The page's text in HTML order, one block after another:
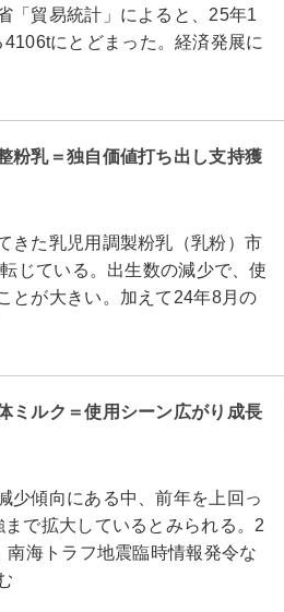
「貿易統計」によると、25年1
にとどまった。経済発展に
粉乳＝独自価値打ち出し支持獲
きた乳児用調製粉乳（乳粉）市
じている。出生数の減少で、使
とが大きい。加えて24年8月の
ミルク＝使用シーン広がり成長
傾向にある中、前年を上回っ
で拡大しているとみられる。2
海トラフ地震臨時情報発令な